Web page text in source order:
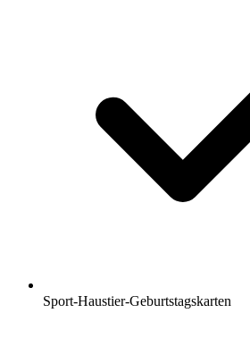
Sport-Haustier-Geburtstagskarten